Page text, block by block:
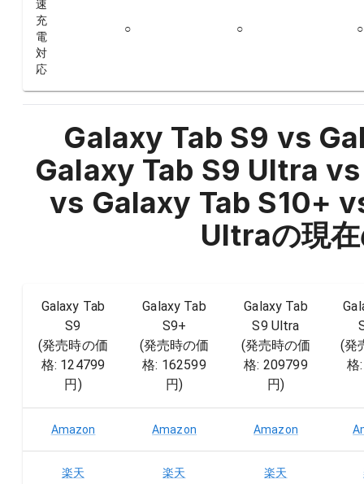
速
充
電
対
応
○ ○ ○
Galaxy Tab S9 vs
Galaxy Tab S9 Ultra
vs Galaxy Tab S10+
Ultraの現
Galaxy Tab
S9
(発売時の価
格: 124799
円)
Galaxy Tab
S9+
(発売時の価
格: 162599
円)
Galaxy Tab
S9 Ultra
(発売時の価
格: 209799
円)
(発
Amazon Amazon Amazon
楽天 楽天 楽天